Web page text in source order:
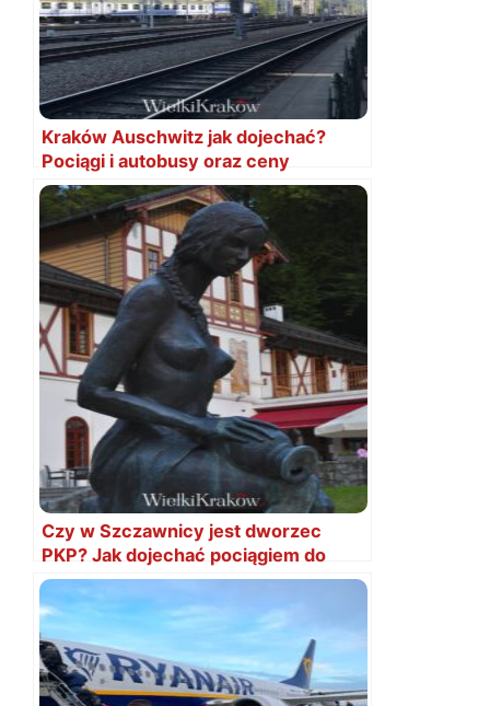
Kraków Auschwitz jak dojechać?
Pociągi i autobusy oraz ceny
Czy w Szczawnicy jest dworzec
PKP? Jak dojechać pociągiem do
Szczawnicy